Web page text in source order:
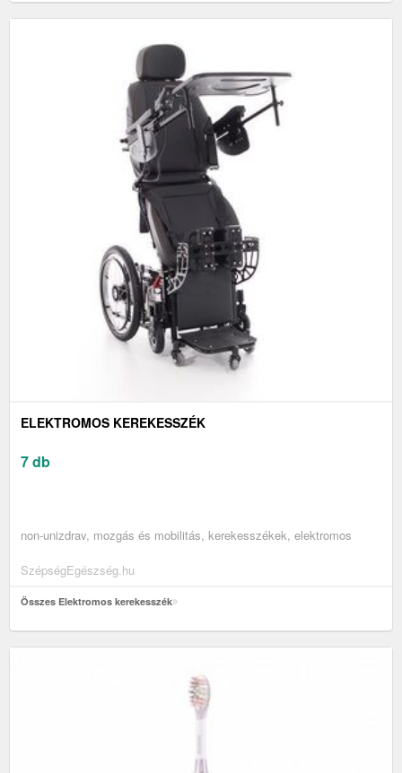
ELEKTROMOS KEREKESSZÉK
7 db
non-unizdrav, mozgás és mobilitás, kerekesszékek, elektromos
SzépségEgészség.hu
Összes Elektromos kerekesszék